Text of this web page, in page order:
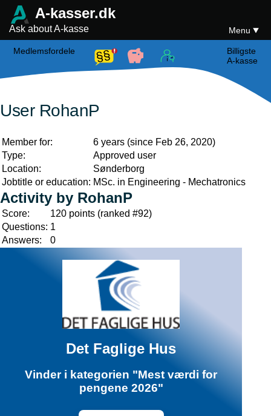
A-kasser.dk
Ask about A-kasse Menu
Medlemsfordele
Billigste
A-kasse
User RohanP
Member for:
6 years (since Feb 26, 2020)
Type:
Approved user
Location:
Sønderborg
Jobtitle or education: MSc. in Engineering - Mechatronics
Activity by RohanP
Score: 120 points (ranked #92)
Questions: 1
Answers:
0
Det Faglige Hus
Vinder i kategorien "Mest værdi for
pengene 2026"